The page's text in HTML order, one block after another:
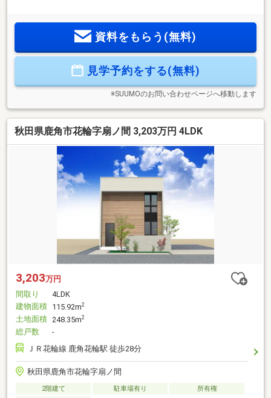
資料をもらう(無料)
見学予約をする(無料)
※SUUMOのお問い合わせページへ移動します
秋田県鹿角市花輪字扇ノ間 3,203万円 4LDK
3,203万円
間取り
4LDK
建物面積 115.92m2
土地面積 248.35m2
総戸数
-
ＪＲ花輪線 鹿角花輪駅 徒歩28分
秋田県鹿角市花輪字扇ノ間
2階建て 駐車場有り
所有権